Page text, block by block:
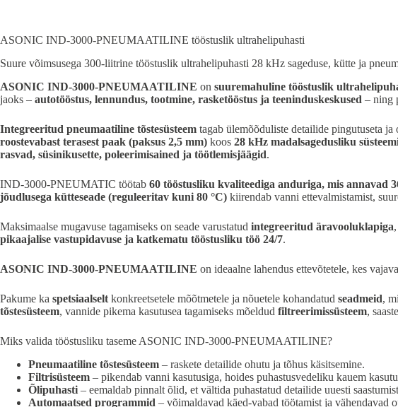
ASONIC IND-3000-PNEUMAATILINE tööstuslik ultrahelipuhasti
Suure võimsusega 300-liitrine tööstuslik ultrahelipuhasti 28 kHz sageduse, kütte ja
ASONIC IND-3000-PNEUMAATILINE on suuremahuline tööstuslik
jaoks – autotööstus, lennundus, tootmine, rasketööstus ja teeninduskeskused – ning
Integreeritud pneumaatiline tõstesüsteem tagab ülemõõduliste detailide pingutuseta
roostevabast terasest paak (paksus 2,5 mm) koos 28 kHz madalsagedusliku
rasvad, süsinikusette, poleerimisained ja töötlemisjäägid.
IND-3000-PNEUMATIC töötab 60 tööstusliku kvaliteediga anduriga, mis annavad
jõudlusega kütteseade (reguleeritav kuni 80 °C) kiirendab vanni ettevalmistamist,
Maksimaalse mugavuse tagamiseks on seade varustatud integreeritud äravooluklapiga
pikaajalise vastupidavuse ja katkematu tööstusliku töö 24/7.
ASONIC IND-3000-PNEUMAATILINE on ideaalne lahendus ettevõtetele, kes
Pakume ka spetsiaalselt konkreetsetele mõõtmetele ja nõuetele kohandatud seadmeid,
tõstesüsteem, vannide pikema kasutusea tagamiseks mõeldud filtreerimissüsteem,
Miks valida tööstusliku taseme ASONIC IND-3000-PNEUMAATILINE?
Pneumaatiline tõstesüsteem – raskete detailide ohutu ja tõhus käsitsemine.
Filtrisüsteem – pikendab vanni kasutusiga, hoides puhastusvedeliku kauem
Õlipuhasti – eemaldab pinnalt õlid, et vältida puhastatud detailide uuesti
Automaatsed programmid – võimaldavad käed-vabad töötamist ja vähendavad